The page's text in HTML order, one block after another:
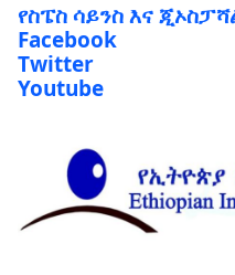
የስፔስ ሳይንስ እና
Facebook
Twitter
Youtube